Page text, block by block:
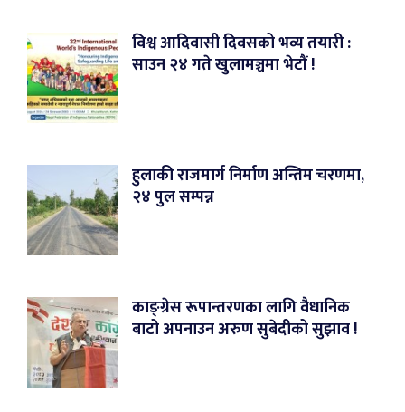
विश्व आदिवासी दिवसको भव्य तयारी :
साउन २४ गते खुलामञ्चमा भेटौं !
हुलाकी राजमार्ग निर्माण अन्तिम चरणमा,
२४ पुल सम्पन्न
काङ्ग्रेस रूपान्तरणका लागि वैधानिक
बाटो अपनाउन अरुण सुबेदीको सुझाव !